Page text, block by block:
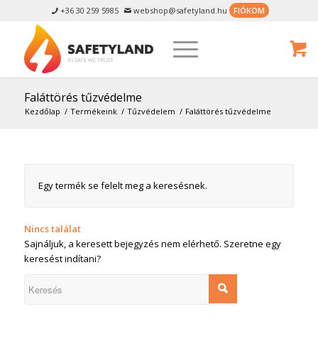
 +36 30 259 5985  webshop@safetyland.hu FIÓKOM
Faláttörés tűzvédelme
Kezdőlap / Termékeink / Tűzvédelem / Faláttörés tűzvédelme
Egy termék se felelt meg a keresésnek.
Nincs találat
Sajnáljuk, a keresett bejegyzés nem elérhető. Szeretne egy
keresést indítani?